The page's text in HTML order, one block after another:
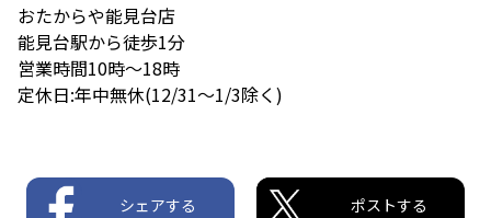
おたからや能見台店
能見台駅から徒歩1分
営業時間10時〜18時
定休日:年中無休(12/31〜1/3除く)
シェアする ポストする